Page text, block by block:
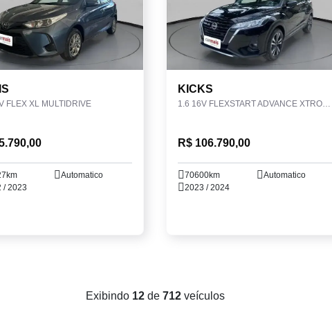
FLEX XL MULTIDRIVE
Automatico
/ 2023
KICKS
1.6 16V FLEXSTART ADVANCE XTRONIC
R$ 106.790,00
70600km
Automatico
2023 / 2024
Exibindo 12de 712veículos